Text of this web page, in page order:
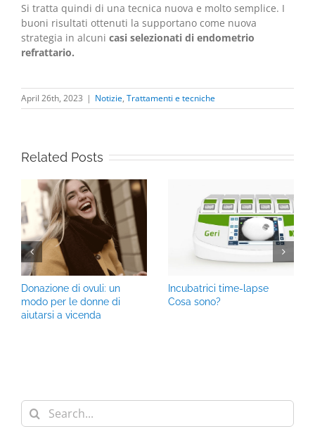
Si tratta quindi di una tecnica nuova e molto semplice. I
buoni risultati ottenuti la supportano come nuova
strategia in alcuni casi selezionati di endometrio
refrattario.
April 26th, 2023 | Notizie, Trattamenti e tecniche
Related Posts
Donazione di ovuli: un
modo per le donne di
aiutarsi a vicenda
Incubatrici time-lapse
Cosa sono?
Search
for: